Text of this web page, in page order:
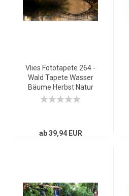
Vlies Fototapete 264 -
Wald Tapete Wasser
Bäume Herbst Natur
Sonne weiß
ab 39,94 EUR